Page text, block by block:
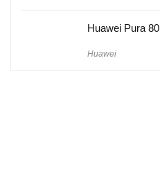
Huawei Pura 80
Huawei